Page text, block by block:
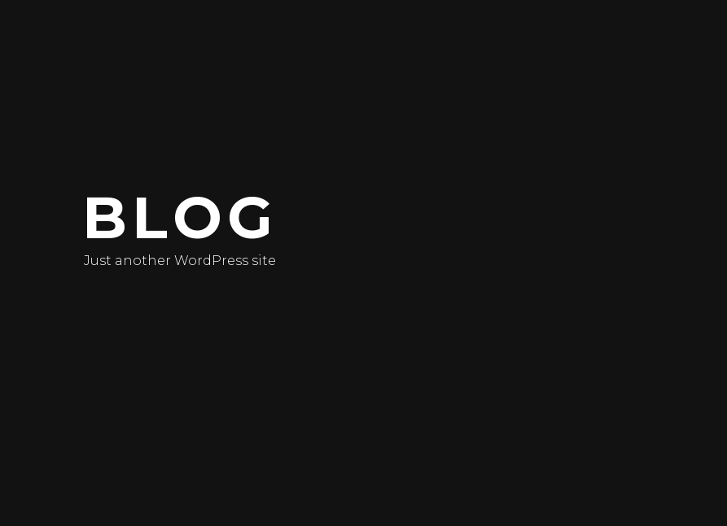
BLOG
Just another WordPress site